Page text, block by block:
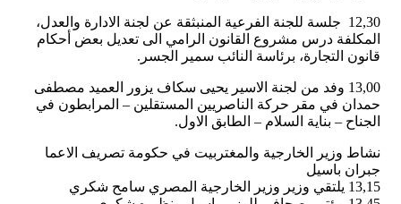
12,30 جلسة للجنة الفرعية المنبثقة عن لجنة الادارة والعدل،
المكلفة درس مشروع القانون الرامي الى تعديل بعض أحكام
قانون التجارة، برئاسة النائب سمير الجسر.
13,00 وفد من لجنة الاسير يحيى سكاف يزور العميد مصطفى
حمدان في مقر حركة الناصريين المستقلين – المرابطون في
الجناح – بناية السلام – الطابق الاول.
نشاط وزير الخارجية والمغتربيت في حكومة تصريف الاعما
جبران باسيل
13,15 يلتقي وزير وزير الخارجية المصري سامح شكري